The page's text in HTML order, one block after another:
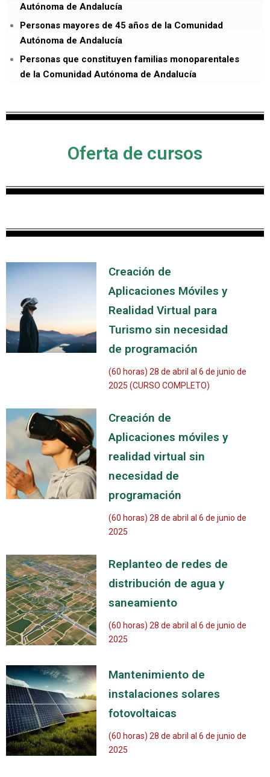
Autónoma de Andalucía
Personas mayores de 45 años de la Comunidad
Autónoma de Andalucía
Personas que constituyen familias monoparentales
de la Comunidad Autónoma de Andalucía
Oferta de cursos
Creación de
Aplicaciones Móviles y
Realidad Virtual para
Turismo sin necesidad
de programación
(60 horas) 28 de abril al 6 de junio de
2025 (CURSO COMPLETO)
Creación de
Aplicaciones móviles y
realidad virtual sin
necesidad de
programación
(60 horas) 28 de abril al 6 de junio de
2025
Replanteo de redes de
distribución de agua y
saneamiento
(60 horas) 28 de abril al 6 de junio de
2025
Mantenimiento de
instalaciones solares
fotovoltaicas
(60 horas) 28 de abril al 6 de junio de
2025